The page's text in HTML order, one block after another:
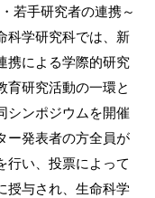
若手研究者の連携～
科学研究科では、新
携による学際的研究
育研究活動の一環と
シンポジウムを開催
ー発表者の方全員が
行い、投票によって
授与され、生命科学